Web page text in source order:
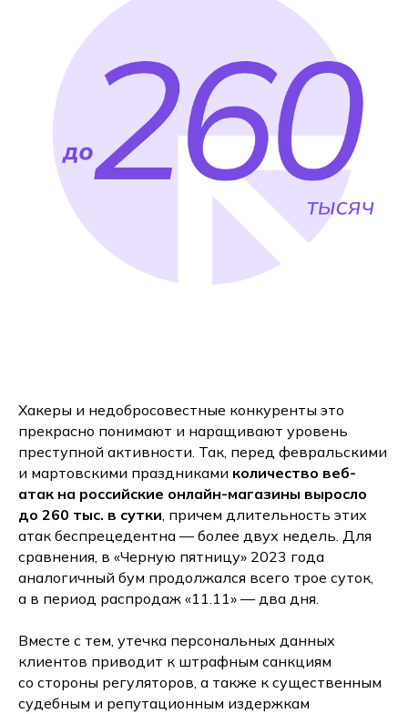
Хакеры и недобросовестные конкуренты это
прекрасно понимают и наращивают уровень
преступной активности. Так, перед февральскими
и мартовскими праздниками количество веб-
атак на российские онлайн-магазины выросло
до 260 тыс. в сутки, причем длительность этих
атак беспрецедентна — более двух недель. Для
сравнения, в «Черную пятницу» 2023 года
аналогичный бум продолжался всего трое суток,
а в период распродаж «11.11» — два дня.
Вместе с тем, утечка персональных данных
клиентов приводит к штрафным санкциям
со стороны регуляторов, а также к существенным
судебным и репутационным издержкам